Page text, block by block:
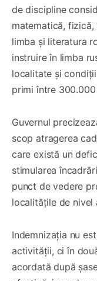
de discipline
matematică,
limba și literatura
instruire în limba
localitate și
primi între
Guvernul
scop atragerea
care există un
stimularea
punct de vedere
localitățile de nivel
Indemnizația nu
activității, ci în
acordată după